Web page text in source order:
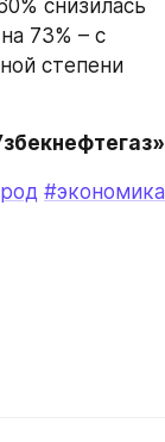
снизилась
73% – с
степени
#экономика